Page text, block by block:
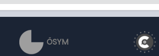
ÖSYM